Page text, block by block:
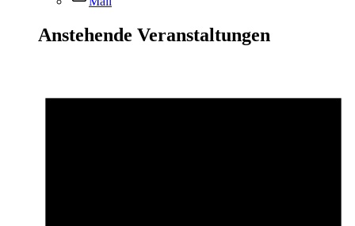
Anstehende Veranstaltungen